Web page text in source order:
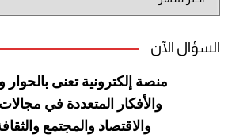
الموقع
السؤال الآن
منصة إلكترونية تعنى بالحوار
والأفكار المتعددة في مجالات
والاقتصاد والمجتمع